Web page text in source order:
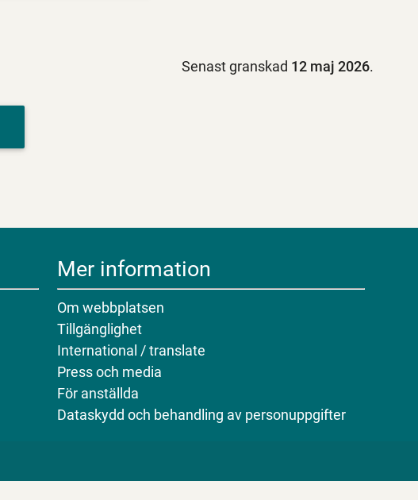
Senast granskad 12 maj 2026.
Mer information
Om webbplatsen
Tillgänglighet
International / translate
Press och media
För anställda
Dataskydd och behandling av personuppgifter